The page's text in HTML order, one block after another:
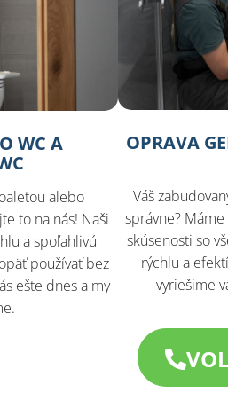
WC A
alebo
to na nás! Naši
a spoľahlivú
používať bez
ešte dnes a my
OPRAVA
Váš
správne?
skúsenosti so
rýchlu a
vyriešime